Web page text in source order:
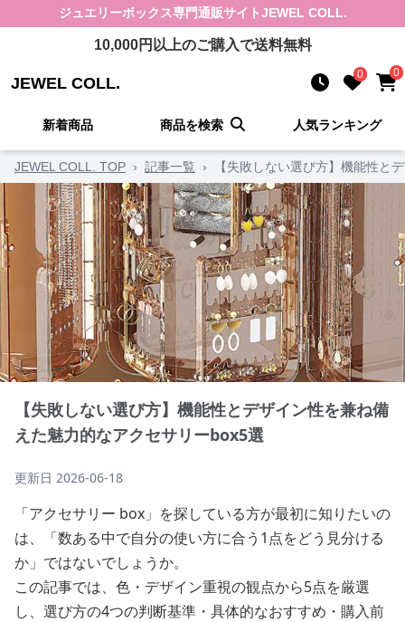
ジュエリーボックス専門通販サイトJEWEL COLL.
10,000円以上のご購入で送料無料
JEWEL COLL. 0 0
新着商品 商品を検索 人気ランキング
JEWEL COLL. TOP › 記事一覧 › 【失敗しない選び方】機能性と
【失敗しない選び方】機能性とデザイン性を兼ね備
えた魅力的なアクセサリーbox5選
更新日 2026-06-18
「アクセサリー box」を探している方が最初に知りたいの
は、「数ある中で自分の使い方に合う1点をどう見分ける
か」ではないでしょうか。
この記事では、色・デザイン重視の観点から5点を厳選
し、選び方の4つの判断基準・具体的なおすすめ・購入前